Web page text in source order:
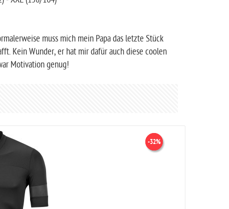
muss mich mein Papa das letzte Stück
Kein Wunder, er hat mir dafür auch diese coolen
Motivation genug!
-33%
-32%